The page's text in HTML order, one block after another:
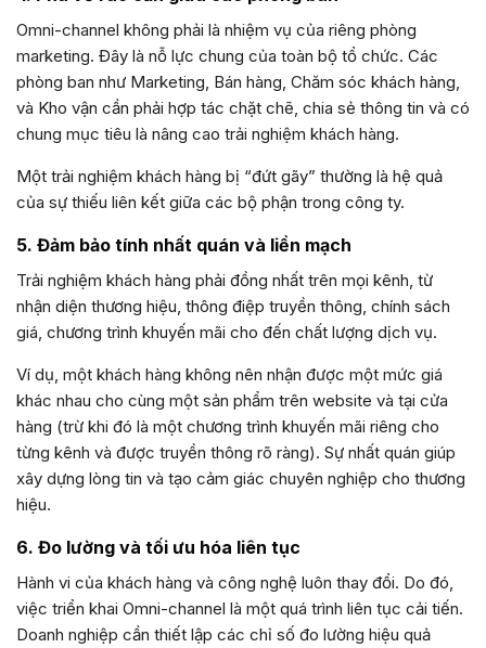
Omni-channel không phải là nhiệm vụ của riêng phòng
marketing. Đây là nỗ lực chung của toàn bộ tổ chức. Các
phòng ban như Marketing, Bán hàng, Chăm sóc khách hàng,
và Kho vận cần phải hợp tác chặt chẽ, chia sẻ thông tin và có
chung mục tiêu là nâng cao trải nghiệm khách hàng.
Một trải nghiệm khách hàng bị “đứt gãy” thường là hệ quả
của sự thiếu liên kết giữa các bộ phận trong công ty.
5. Đảm bảo tính nhất quán và liền mạch
Trải nghiệm khách hàng phải đồng nhất trên mọi kênh, từ
nhận diện thương hiệu, thông điệp truyền thông, chính sách
giá, chương trình khuyến mãi cho đến chất lượng dịch vụ.
Ví dụ, một khách hàng không nên nhận được một mức giá
khác nhau cho cùng một sản phẩm trên website và tại cửa
hàng (trừ khi đó là một chương trình khuyến mãi riêng cho
từng kênh và được truyền thông rõ ràng). Sự nhất quán giúp
xây dựng lòng tin và tạo cảm giác chuyên nghiệp cho thương
hiệu.
6. Đo lường và tối ưu hóa liên tục
Hành vi của khách hàng và công nghệ luôn thay đổi. Do đó,
việc triển khai Omni-channel là một quá trình liên tục cải tiến.
Doanh nghiệp cần thiết lập các chỉ số đo lường hiệu quả